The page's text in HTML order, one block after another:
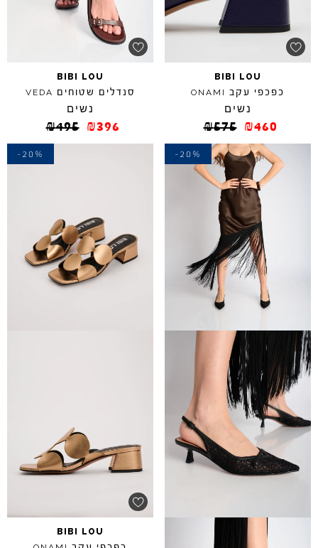
BIBI LOU
כפכפי עקב ONAMI
נשים
₪575 ₪460
BIBI LOU
סנדלים שטוחים VEDA
נשים
₪495 ₪396
-20%
-20%
BIBI LOU